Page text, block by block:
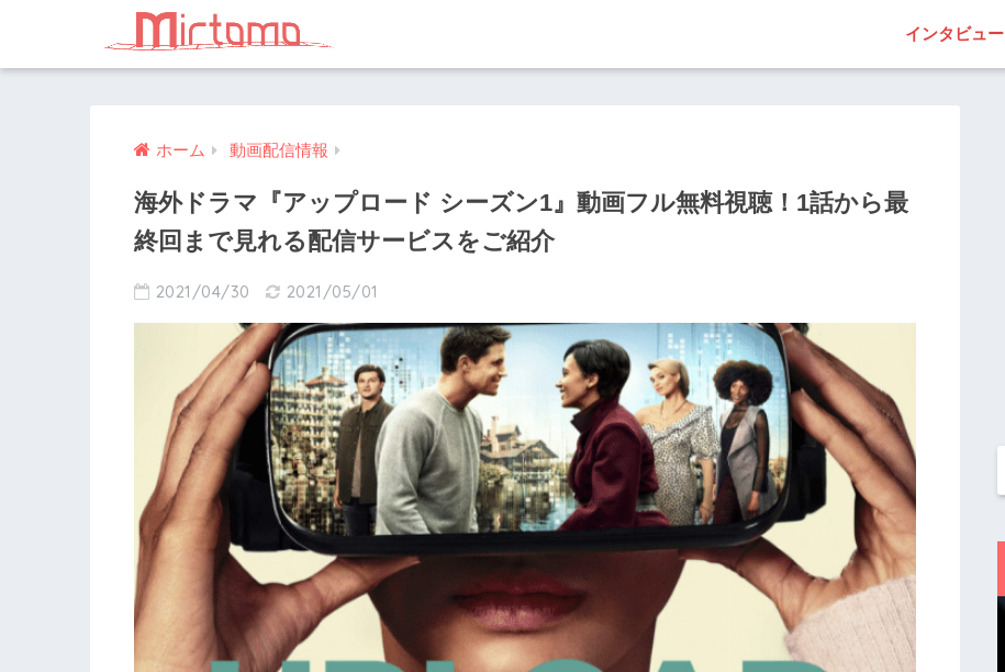
インタビュー
ホーム 動画配信情報
海外ドラマ『アップロード シーズン1』動画フル無料視聴！1話から最
終回まで見れる配信サービスをご紹介
2021/04/30 2021/05/01